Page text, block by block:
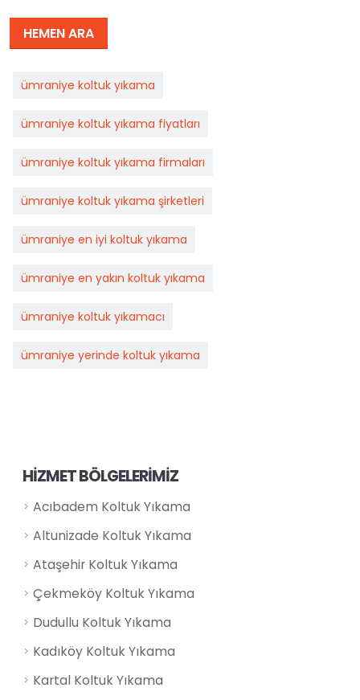
HEMEN ARA
ümraniye koltuk yıkama
ümraniye koltuk yıkama fiyatları
ümraniye koltuk yıkama firmaları
ümraniye koltuk yıkama şirketleri
ümraniye en iyi koltuk yıkama
ümraniye en yakın koltuk yıkama
ümraniye koltuk yıkamacı
ümraniye yerinde koltuk yıkama
HİZMET BÖLGELERİMİZ
Acıbadem Koltuk Yıkama
Altunizade Koltuk Yıkama
Ataşehir Koltuk Yıkama
Çekmeköy Koltuk Yıkama
Dudullu Koltuk Yıkama
Kadıköy Koltuk Yıkama
Kartal Koltuk Yıkama